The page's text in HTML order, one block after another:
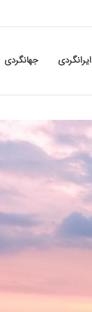
ایرانگردی جهانگردی